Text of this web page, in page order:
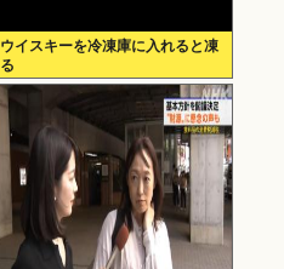
ウイスキーを冷凍庫に入れると凍
る